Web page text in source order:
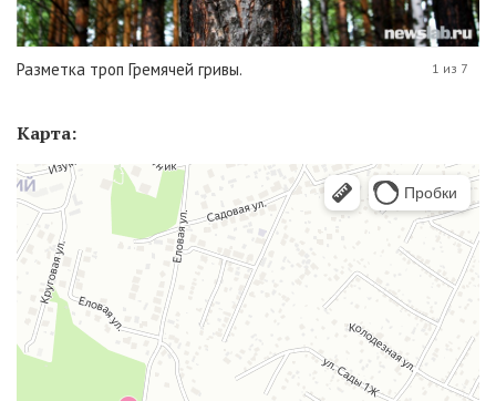
Разметка троп Гремячей гривы. 1 из 7
Карта: